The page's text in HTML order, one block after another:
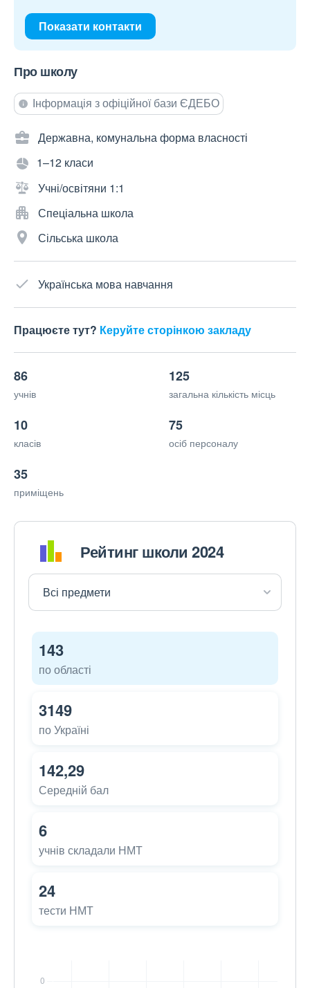
Показати контакти
Про школу
Інформація з офіційної бази ЄДЕБО
Державна, комунальна форма власності
1–12 класи
Учні/освітяни 1:1
Спеціальна школа
Сільська школа
Українська мова навчання
Працюєте тут? Керуйте сторінкою закладу
86
учнів
125
загальна кількість місць
10
класів
75
осіб персоналу
35
приміщень
Рейтинг школи 2024
143
по області
3149
по Україні
142,29
Середній бал
6
учнів складали НМТ
24
тести НМТ